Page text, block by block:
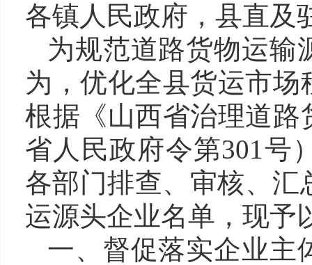
各镇人民政府，县直及
为规范道路货物运输
为，优化全县货运市
根据《山西省治理道
省人民政府令第301号
各部门排查、审核、汇
运源头企业名单，现予
一、督促落实企业主